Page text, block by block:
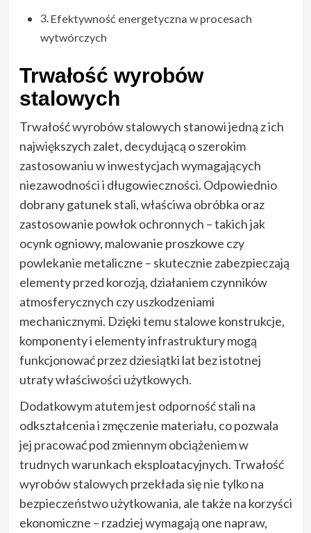
Efektywność energetyczna w procesach
wytwórczych
Trwałość wyrobów
stalowych
Trwałość wyrobów stalowych stanowi jedną z ich
największych zalet, decydującą o szerokim
zastosowaniu w inwestycjach wymagających
niezawodności i długowieczności. Odpowiednio
dobrany gatunek stali, właściwa obróbka oraz
zastosowanie powłok ochronnych – takich jak
ocynk ogniowy, malowanie proszkowe czy
powlekanie metaliczne – skutecznie zabezpieczają
elementy przed korozją, działaniem czynników
atmosferycznych czy uszkodzeniami
mechanicznymi. Dzięki temu stalowe konstrukcje,
komponenty i elementy infrastruktury mogą
funkcjonować przez dziesiątki lat bez istotnej
utraty właściwości użytkowych.
Dodatkowym atutem jest odporność stali na
odkształcenia i zmęczenie materiału, co pozwala
jej pracować pod zmiennym obciążeniem w
trudnych warunkach eksploatacyjnych. Trwałość
wyrobów stalowych przekłada się nie tylko na
bezpieczeństwo użytkowania, ale także na korzyści
ekonomiczne – rzadziej wymagają one napraw,